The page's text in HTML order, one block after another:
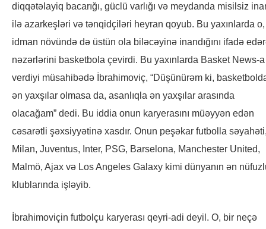
diqqətəlayiq bacarığı, güclü varlığı və meydanda misilsiz
ilə azarkeşləri və tənqidçiləri heyran qoyub. Bu yaxınlarda
idman növündə də üstün ola biləcəyinə inandığını ifadə
nəzərlərini basketbola çevirdi. Bu yaxınlarda Basket News-a
verdiyi müsahibədə İbrahimoviç, “Düşünürəm ki,
ən yaxşılar olmasa da, asanlıqla ən yaxşılar arasında
olacağam” dedi. Bu iddia onun karyerasını müəyyən edən
cəsarətli şəxsiyyətinə xasdır. Onun peşəkar futbolla
Milan, Juventus, Inter, PSG, Barselona, ​​Manchester United,
Malmö, Ajax və Los Angeles Galaxy kimi dünyanın ən
klublarında işləyib.
İbrahimoviçin futbolçu karyerası qeyri-adi deyil. O, bir neçə